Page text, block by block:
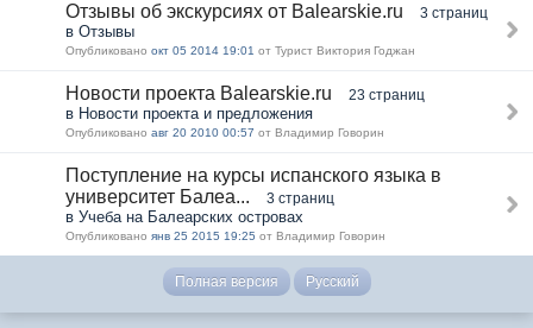
Отзывы об экскурсиях от Balearskie.ru 3 страниц
в Отзывы
Опубликовано окт 05 2014 19:01 от Турист Виктория Годжан
Новости проекта Balearskie.ru 23 страниц
в Новости проекта и предложения
Опубликовано авг 20 2010 00:57 от Владимир Говорин
Поступление на курсы испанского языка в
университет Балеа...
3 страниц
в Учеба на Балеарских островах
Опубликовано янв 25 2015 19:25 от Владимир Говорин
Полная версия Русский